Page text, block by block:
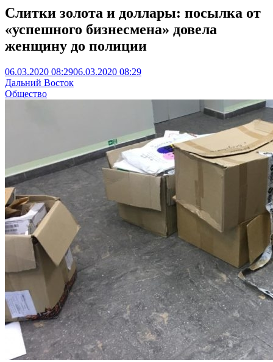
Слитки золота и доллары: посылка от
«успешного бизнесмена» довела
женщину до полиции
06.03.2020 08:2906.03.2020 08:29
Дальний Восток
Общество